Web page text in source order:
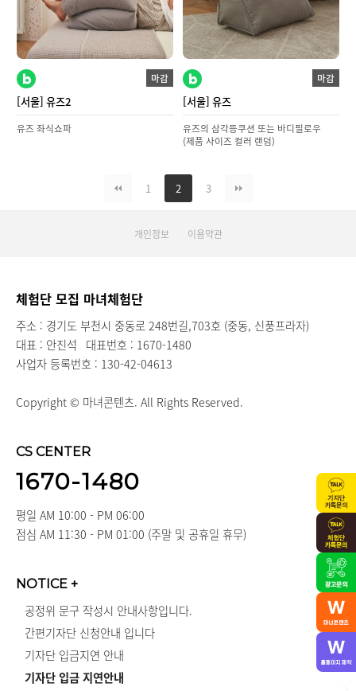
마감
[서울] 유즈2
유즈 좌식쇼파
마감
[서울] 유즈
유즈의 삼각등쿠션 또는 바디필로우
(제품 사이즈 컬러 랜덤)
1 2 3
개인정보 이용약관
체험단 모집 마녀체험단
주소 : 경기도 부천시 중동로 248번길,703호 (중동, 신풍프라자)
대표 : 안진석 대표번호 : 1670-1480
사업자 등록번호 : 130-42-04613
Copyright © 마녀콘텐츠. All Rights Reserved.
CS CENTER
1670-1480
평일 AM 10:00 - PM 06:00
점심 AM 11:30 - PM 01:00 (주말 및 공휴일 휴무)
NOTICE +
공정위 문구 작성시 안내사항입니다.
간편기자단 신청안내 입니다
기자단 입금지연 안내
기자단 입금 지연안내